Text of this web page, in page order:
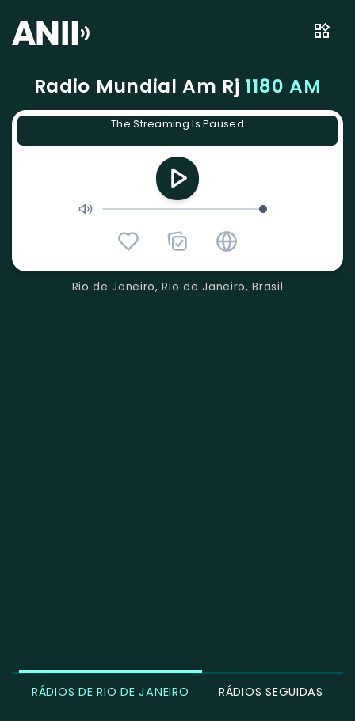
Radio Mundial Am Rj 1180 AM
The Streaming Is Paused
Rio de Janeiro, Rio de Janeiro, Brasil
RÁDIOS DE RIO DE JANEIRO RÁDIOS SEGUIDAS